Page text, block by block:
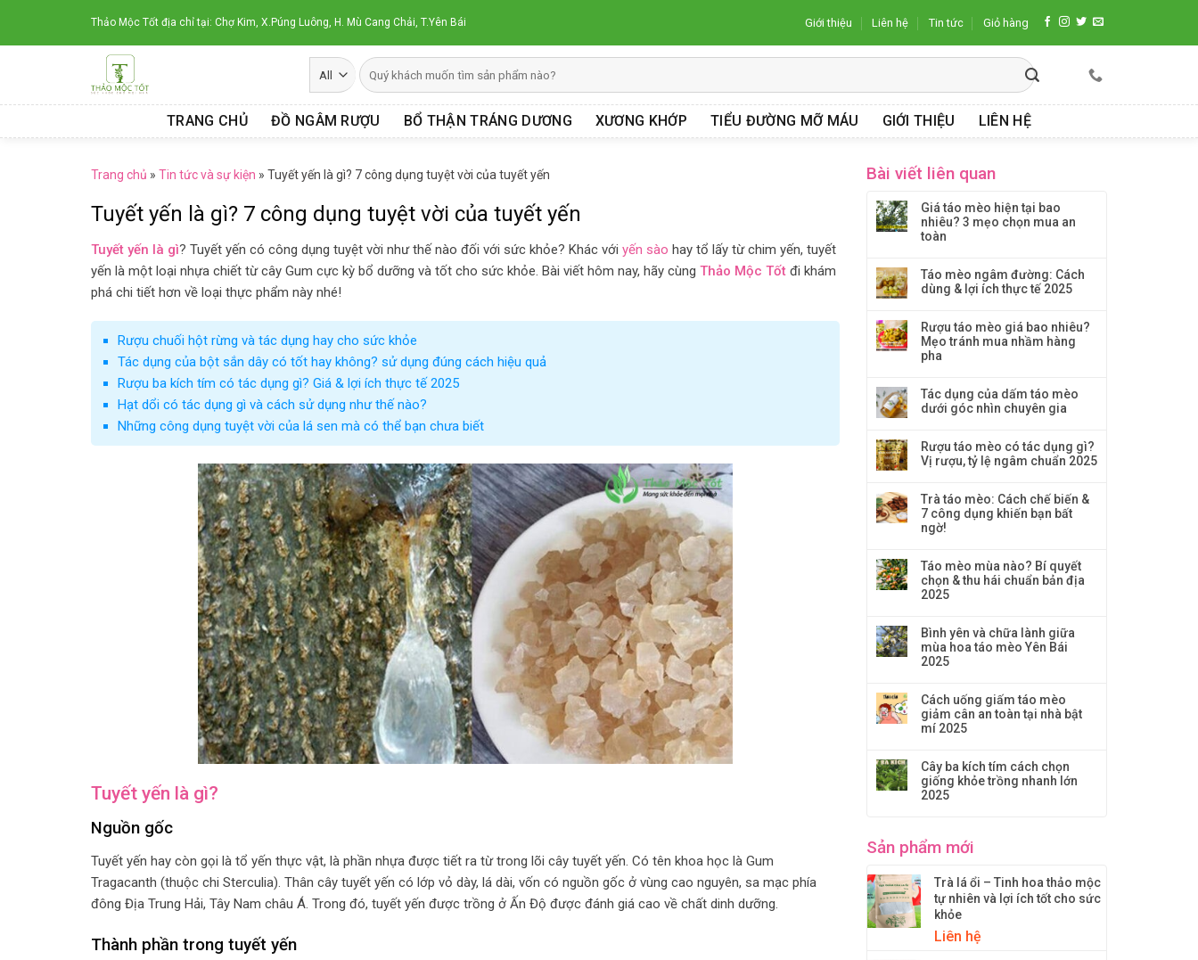
Thảo Mộc Tốt địa chỉ tại: Chợ Kim, X.Púng Luông, H. Mù Cang Chải, T.Yên Bái Giới thiệu Liên hệ Tin tức Giỏ hàng
TRANG CHỦ ĐỒ NGÂM RƯỢU BỔ THẬN TRÁNG DƯƠNG XƯƠNG KHỚP TIỂU ĐƯỜNG MỠ MÁU GIỚI THIỆU LIÊN HỆ
Trang chủ » Tin tức và sự kiện » Tuyết yến là gì? 7 công dụng tuyệt vời của tuyết yến
Tuyết yến là gì? 7 công dụng tuyệt vời của tuyết yến
Tuyết yến là gì? Tuyết yến có công dụng tuyệt vời như thế nào đối với sức khỏe? Khác với yến sào hay tổ lấy từ chim yến, tuyết
yến là một loại nhựa chiết từ cây Gum cực kỳ bổ dưỡng và tốt cho sức khỏe. Bài viết hôm nay, hãy cùng Thảo Mộc Tốt đi khám
phá chi tiết hơn về loại thực phẩm này nhé!
Rượu chuối hột rừng và tác dụng hay cho sức khỏe
Tác dụng của bột sắn dây có tốt hay không? sử dụng đúng cách hiệu quả
Rượu ba kích tím có tác dụng gì? Giá & lợi ích thực tế 2025
Hạt dổi có tác dụng gì và cách sử dụng như thế nào?
Những công dụng tuyệt vời của lá sen mà có thể bạn chưa biết
Tuyết yến là gì?
Nguồn gốc
Tuyết yến hay còn gọi là tổ yến thực vật, là phần nhựa được tiết ra từ trong lõi cây tuyết yến. Có tên khoa học là Gum
Tragacanth (thuộc chi Sterculia). Thân cây tuyết yến có lớp vỏ dày, lá dài, vốn có nguồn gốc ở vùng cao nguyên, sa mạc phía
đông Địa Trung Hải, Tây Nam châu Á. Trong đó, tuyết yến được trồng ở Ấn Độ được đánh giá cao về chất dinh dưỡng.
Thành phần trong tuyết yến
Bài viết liên quan
Giá táo mèo hiện tại bao
nhiêu? 3 mẹo chọn mua an
toàn
Táo mèo ngâm đường: Cách
dùng & lợi ích thực tế 2025
Rượu táo mèo giá bao nhiêu?
Mẹo tránh mua nhầm hàng
pha
Tác dụng của dấm táo mèo
dưới góc nhìn chuyên gia
Rượu táo mèo có tác dụng gì?
Vị rượu, tỷ lệ ngâm chuẩn 2025
Trà táo mèo: Cách chế biến &
7 công dụng khiến bạn bất
ngờ!
Táo mèo mùa nào? Bí quyết
chọn & thu hái chuẩn bản địa
2025
Bình yên và chữa lành giữa
mùa hoa táo mèo Yên Bái
2025
Cách uống giấm táo mèo
giảm cân an toàn tại nhà bật
mí 2025
Cây ba kích tím cách chọn
giống khỏe trồng nhanh lớn
2025
Sản phẩm mới
Trà lá ổi – Tinh hoa thảo mộc
tự nhiên và lợi ích tốt cho sức
khỏe
Liên hệ